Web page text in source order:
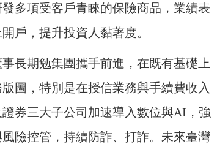
多項受客戶青睞的保險商品，業績表
戶，提升投資人黏著度。
長期勉集團攜手前進，在既有基礎上
圖，特別是在授信業務與手續費收入
券三大子公司加速導入數位與AI，強
險控管，持續防詐、打詐。未來臺灣